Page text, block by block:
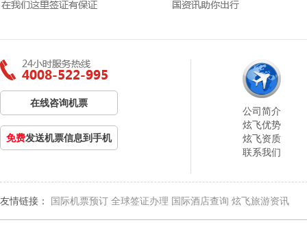
在线咨询机票
免费发送机票信息到手机
公司简介
炫飞优势
炫飞资质
联系我们
友情链接： 国际机票预订 全球签证办理 国际酒店查询 炫飞旅游资讯